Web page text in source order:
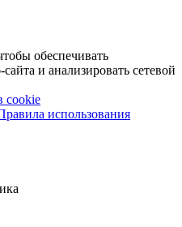
обеспечивать
и анализировать сетевой
cookie
использования